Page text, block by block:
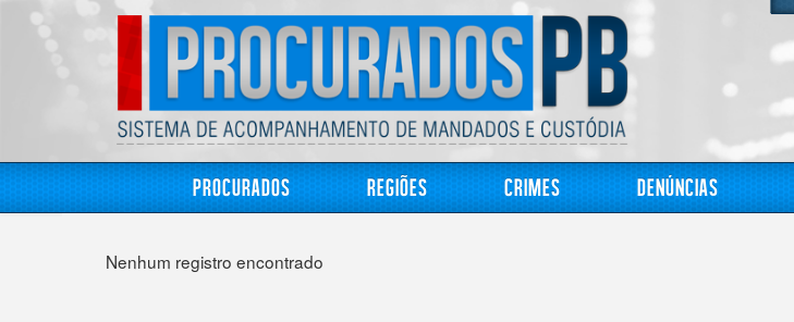
Procurados Regiões Crimes Denúncias
Nenhum registro encontrado